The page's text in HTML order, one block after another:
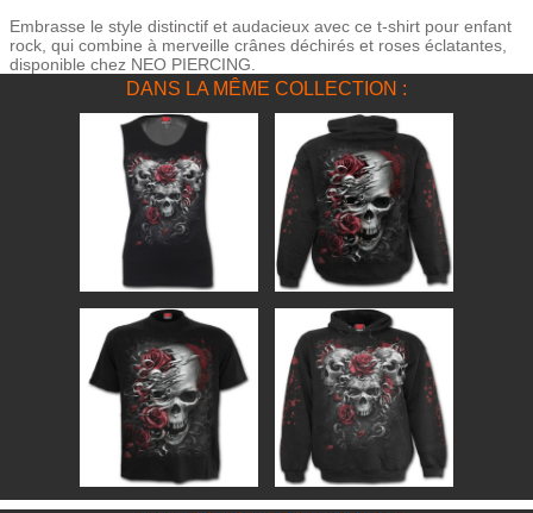
Embrasse le style distinctif et audacieux avec ce t-shirt pour enfant
rock, qui combine à merveille crânes déchirés et roses éclatantes,
disponible chez NEO PIERCING.
DANS LA MÊME COLLECTION :